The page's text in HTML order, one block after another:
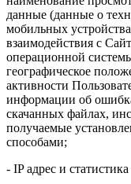
данные (данные о
мобильных
взаимодействия с
операционной
географическое
активности
информации об
скачанных файлах,
получаемые
способами;
- IP адрес и